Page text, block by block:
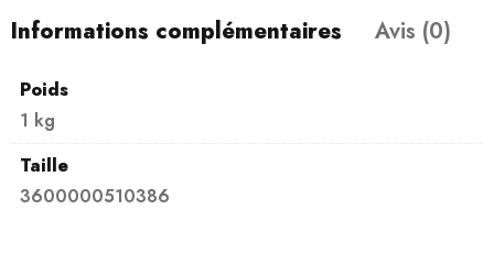
Informations complémentaires Avis (0)
Poids
1 kg
Taille
3600000510386